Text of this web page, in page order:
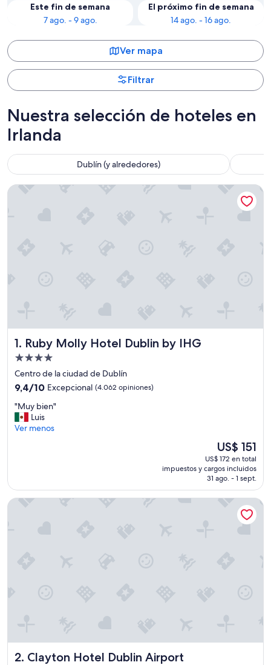
Este fin de semana
7 ago. - 9 ago.
El próximo fin de semana
14 ago. - 16 ago.
Ver mapa
Filtrar
Nuestra selección de hoteles en
Irlanda
Dublín (y alrededores)
1. Ruby Molly Hotel Dublin by IHG
Ruby Molly Hotel Dublin by IHG
Propiedad
de
4.0
Centro de la ciudad de Dublín
9.4
10,
Excepcional,
(4.062
9,4/10 Excepcional (4.062 opiniones)
"
M
u
"
"Muy bien"
Luis
Ver menos
El
precio
actual
es
de
US$ 151
US$ 151
US$ 172 en total
impuestos y cargos incluidos
31 ago. - 1 sept.
Ruby Molly Hotel Dublin by IHG
2. Clayton Hotel Dublin Airport
Clayton Hotel Dublin Airport
Clayton Hotel Dublin Airport